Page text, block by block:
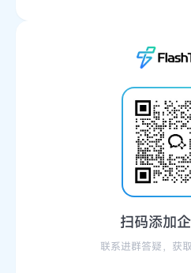
扫码添加
联系进群答疑，获